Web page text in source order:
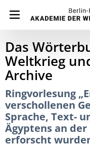
Das
Weltkrieg
Archive
Ringvorlesung
verschollenen
Sprache, Text-
Ägyptens an
erforscht